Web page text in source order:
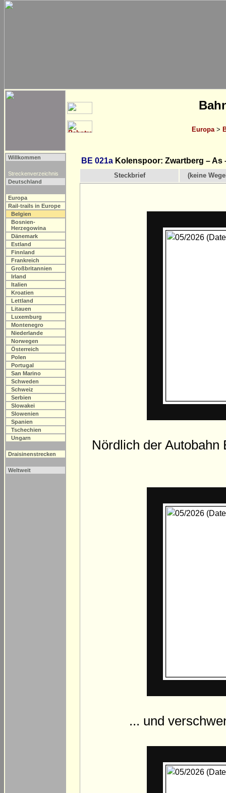
Europa>
Willkommen
Streckenverzeichnis
Deutschland
Europa
Rail-trails in Europe
Belgien
Bosnien-
Herzegowina
Dänemark
Estland
Finnland
Frankreich
Großbritannien
Irland
Italien
Kroatien
Lettland
Litauen
Luxemburg
Montenegro
Niederlande
Norwegen
Österreich
Polen
Portugal
San Marino
Schweden
Schweiz
Serbien
Slowakei
Slowenien
Spanien
Tschechien
Ungarn
Draisinenstrecken
Weltweit
BE 021a Kolenspoor: Zwartberg – As
Steckbrief (keine
Nördlich der Autobahn
... und